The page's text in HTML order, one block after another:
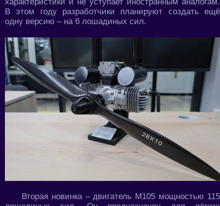
В этом году разработчики планируют создать ещё
одну версию – на 6 лошадиных сил.
Вторая новинка – двигатель М105 мощностью 115